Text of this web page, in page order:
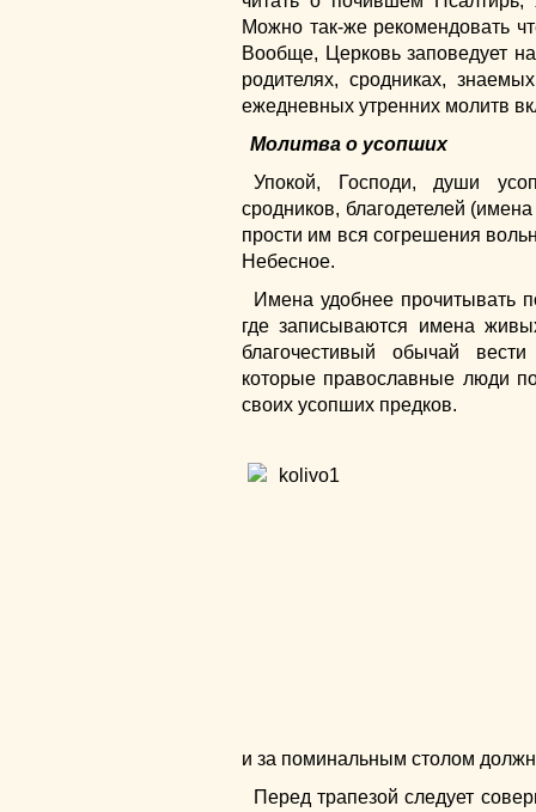
Можно так-же рекомендовать
Вообще, Церковь заповедует
родителях, сродниках,
ежедневных утренних молитв
Молитва о усопших
Упокой, Господи, души
сродников, благодетелей
прости им вся согрешения
Небесное.
Имена удобнее прочитывать
где записываются имена
благочестивый обычай
которые православные люди
своих усопших предков.
и за поминальным столом
Перед трапезой следует